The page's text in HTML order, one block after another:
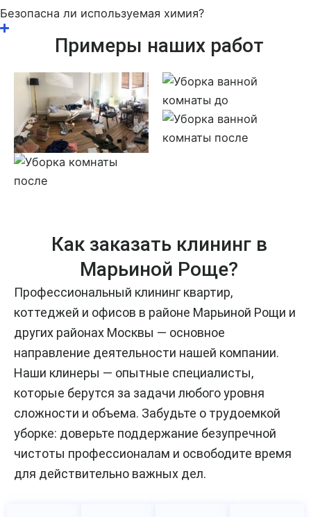
Безопасна ли используемая химия?
Примеры наших работ
Как заказать клининг в
Марьиной Роще?
Профессиональный клининг квартир,
коттеджей и офисов в районе Марьиной Рощи и
других районах Москвы — основное
направление деятельности нашей компании.
Наши клинеры — опытные специалисты,
которые берутся за задачи любого уровня
сложности и объема. Забудьте о трудоемкой
уборке: доверьте поддержание безупречной
чистоты профессионалам и освободите время
для действительно важных дел.